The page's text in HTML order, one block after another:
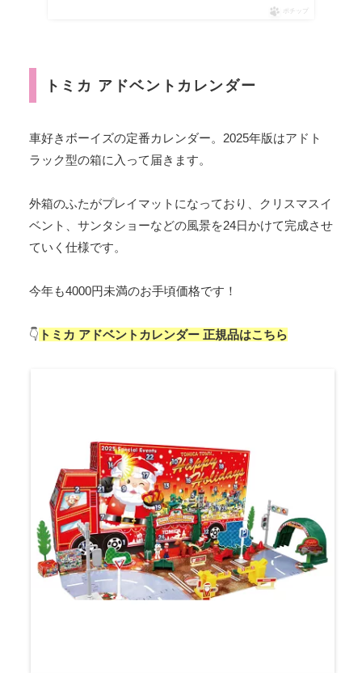
ポチップ
トミカ アドベントカレンダー
車好きボーイズの定番カレンダー。2025年版はアドト
ラック型の箱に入って届きます。
外箱のふたがプレイマットになっており、クリスマスイ
ベント、サンタショーなどの風景を24日かけて完成させ
ていく仕様です。
今年も4000円未満のお手頃価格です！
👇 トミカ アドベントカレンダー 正規品はこちら